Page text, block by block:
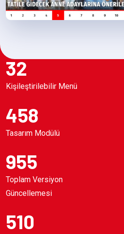
32
Kişileştirilebilir Menü
458
Tasarım Modülü
955
Toplam Versiyon
Güncellemesi
510